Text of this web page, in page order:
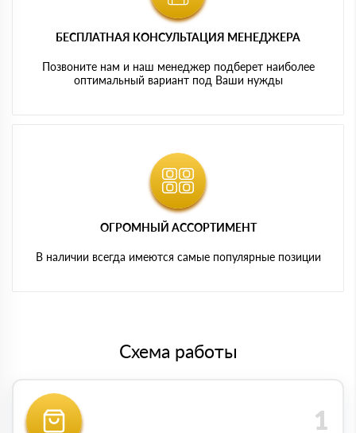
БЕСПЛАТНАЯ КОНСУЛЬТАЦИЯ МЕНЕДЖЕРА
Позвоните нам и наш менеджер подберет наиболее
оптимальный вариант под Ваши нужды
ОГРОМНЫЙ АССОРТИМЕНТ
В наличии всегда имеются самые популярные позиции
Схема работы